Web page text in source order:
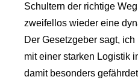
Schultern der richtige
zweifellos wieder eine
Der Gesetzgeber sagt,
mit einer starken Logistik
damit besonders